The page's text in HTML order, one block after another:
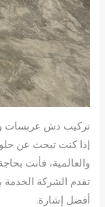
تركيب دش عربسات
إذا كنت تبحث عن
والعالمية، فأنت
تقدم الشركة
أفضل إشارة.